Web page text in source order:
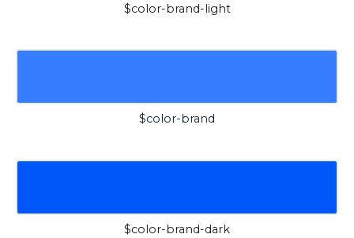
$color-brand-light
$color-brand
$color-brand-dark